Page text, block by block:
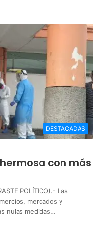
DESTACADAS
con más
POLÍTICO).- Las
mercados y
nulas medidas…